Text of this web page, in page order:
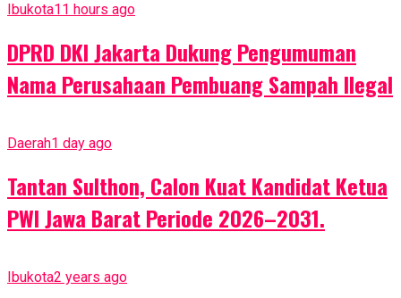
Ibukota11 hours ago
DPRD DKI Jakarta Dukung Pengumuman
Nama Perusahaan Pembuang Sampah Ilegal
Daerah1 day ago
Tantan Sulthon, Calon Kuat Kandidat Ketua
PWI Jawa Barat Periode 2026–2031.
Ibukota2 years ago